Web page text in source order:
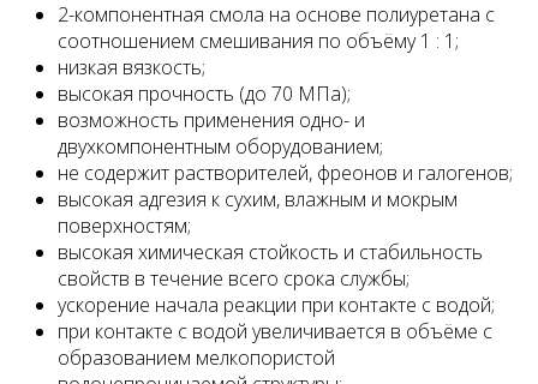
2-компонентная смола на основе полиуретана с
соотношением смешивания по объёму 1 : 1;
низкая вязкость;
высокая прочность (до 70 МПа);
возможность применения одно- и
двухкомпонентным оборудованием;
не содержит растворителей, фреонов и галогенов;
высокая адгезия к сухим, влажным и мокрым
поверхностям;
высокая химическая стойкость и стабильность
свойств в течение всего срока службы;
ускорение начала реакции при контакте с водой;
при контакте с водой увеличивается в объёме с
образованием мелкопористой